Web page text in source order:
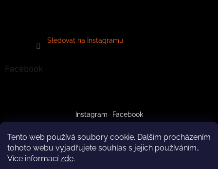
Tento web používá soubory cookie. Dalším procházením
tohoto webu vyjadřujete souhlas s jejich používáním..
Více informacízde.
Sledovat na Instagramu
Facebook
Instagram Facebook